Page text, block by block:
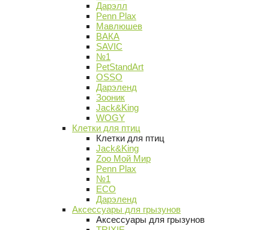
Дарэлл
Penn Plax
Мавлюшев
ВАКА
SAVIC
№1
PetStandArt
OSSO
Дарэленд
Зооник
Jack&King
WOGY
Клетки для птиц
Клетки для птиц
Jack&King
Zoo Мой Мир
Penn Plax
№1
ECO
Дарэленд
Аксессуары для грызунов
Аксессуары для грызунов